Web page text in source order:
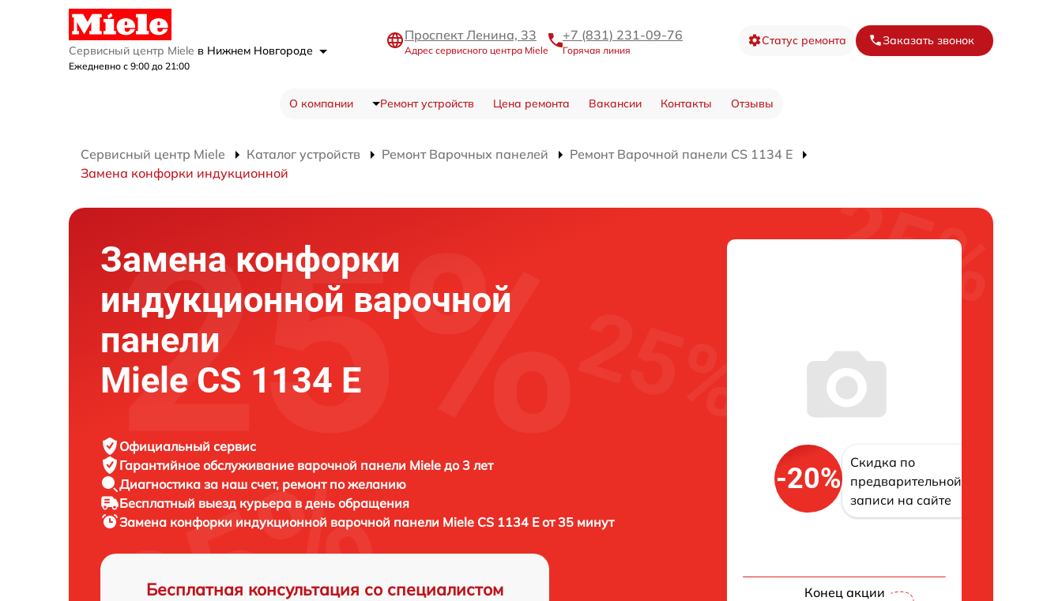
Сервисный центр Miele в Нижнем Новгороде
Ежедневно с 9:00 до 21:00
Проспект Ленина, 33
Адрес сервисного центра Miele
+7 (831) 231-09-76
Горячая линия
Статус ремонта Заказать звонок
О компании Ремонт устройств Цена ремонта Вакансии Контакты Отзывы
Сервисный центр Miele Каталог устройств Ремонт Варочных панелей
Ремонт Варочной панели CS 1134 E
Замена конфорки индукционной
Замена конфорки
индукционной варочной
панели
Miele CS 1134 E
Официальный сервис
Гарантийное обслуживание варочной панели Miele до 3 лет
Диагностика за наш счет, ремонт по желанию
Бесплатный выезд курьера в день обращения
Замена конфорки индукционной варочной панели Miele CS 1134 E от 35 минут
Бесплатная консультация со специалистом
-20%
Скидка по
предварительной
записи на сайте
Конец акции